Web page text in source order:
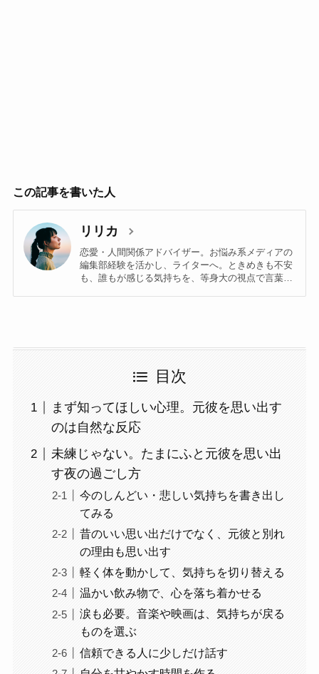
この記事を書いた人
リリカ
恋愛・人間関係アドバイザー。お悩み系メディアの
編集部経験を活かし、ライターへ。ときめきも不安
も、誰もが感じる気持ちを、等身大の視点で言葉に
目次
まず知ってほしい心理。元彼を思い出す
のは自然な反応
未練じゃない。たまにふと元彼を思い出
す夜の過ごし方
今のしんどい・悲しい気持ちを書き出し
てみる
昔のいい思い出だけでなく、元彼と別れ
の理由も思い出す
軽く体を動かして、気持ちを切り替える
温かい飲み物で、心を落ち着かせる
涙も必要。音楽や映画は、気持ちが戻る
ものを選ぶ
信頼できる人に少しだけ話す